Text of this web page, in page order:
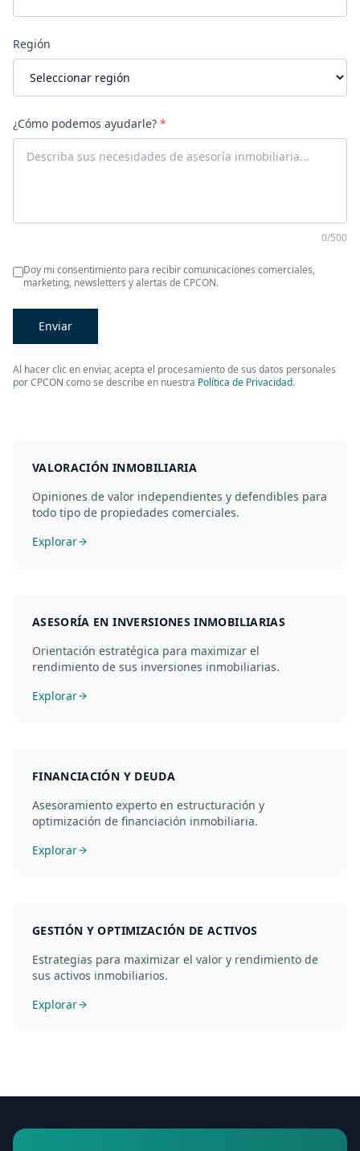
Región
¿Cómo podemos ayudarle? *
0/500
Doy mi consentimiento para recibir comunicaciones comerciales,
marketing, newsletters y alertas de CPCON.
Enviar
Al hacer clic en enviar, acepta el procesamiento de sus datos personales
por CPCON como se describe en nuestra Política de Privacidad.
VALORACIÓN INMOBILIARIA
Opiniones de valor independientes y defendibles para
todo tipo de propiedades comerciales.
Explorar
ASESORÍA EN INVERSIONES INMOBILIARIAS
Orientación estratégica para maximizar el
rendimiento de sus inversiones inmobiliarias.
Explorar
FINANCIACIÓN Y DEUDA
Asesoramiento experto en estructuración y
optimización de financiación inmobiliaria.
Explorar
GESTIÓN Y OPTIMIZACIÓN DE ACTIVOS
Estrategias para maximizar el valor y rendimiento de
sus activos inmobiliarios.
Explorar